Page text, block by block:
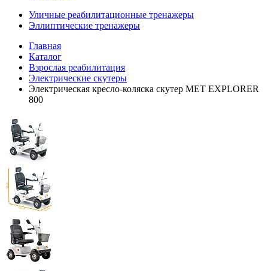
Уличные реабилитационные тренажеры
Эллиптические тренажеры
Главная
Каталог
Взрослая реабилитация
Электрические скутеры
Электрическая кресло-коляска скутер MET EXPLORER
800